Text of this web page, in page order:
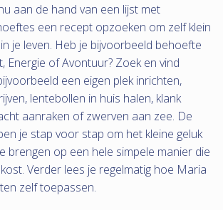
aan de hand van een lijst met
een recept opzoeken om zelf klein
je leven. Heb je bijvoorbeeld behoefte
Energie of Avontuur? Zoek en vind
een eigen plek inrichten,
lentebollen in huis halen, klank
aanraken of zwerven aan zee. De
je stap voor stap om het kleine geluk
brengen op een hele simpele manier die
Verder lees je regelmatig hoe Maria
zelf toepassen.